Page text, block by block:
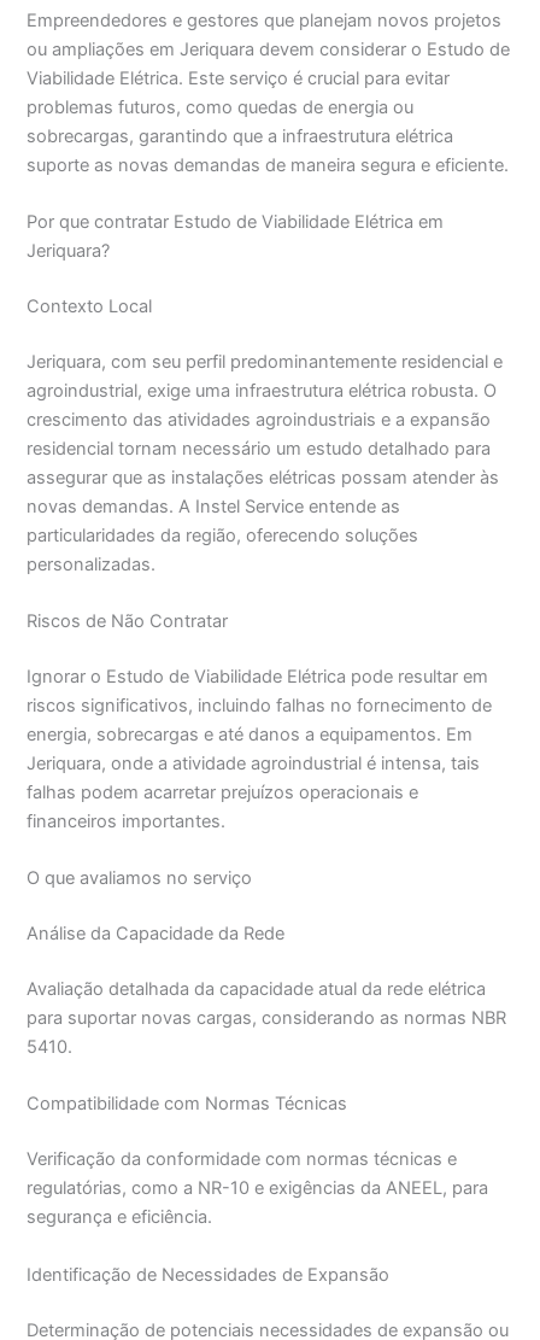
Empreendedores e gestores que planejam novos projetos
ou ampliações em Jeriquara devem considerar o Estudo de
Viabilidade Elétrica. Este serviço é crucial para evitar
problemas futuros, como quedas de energia ou
sobrecargas, garantindo que a infraestrutura elétrica
suporte as novas demandas de maneira segura e eficiente.
Por que contratar Estudo de Viabilidade Elétrica em
Jeriquara?
Contexto Local
Jeriquara, com seu perfil predominantemente residencial e
agroindustrial, exige uma infraestrutura elétrica robusta. O
crescimento das atividades agroindustriais e a expansão
residencial tornam necessário um estudo detalhado para
assegurar que as instalações elétricas possam atender às
novas demandas. A Instel Service entende as
particularidades da região, oferecendo soluções
personalizadas.
Riscos de Não Contratar
Ignorar o Estudo de Viabilidade Elétrica pode resultar em
riscos significativos, incluindo falhas no fornecimento de
energia, sobrecargas e até danos a equipamentos. Em
Jeriquara, onde a atividade agroindustrial é intensa, tais
falhas podem acarretar prejuízos operacionais e
financeiros importantes.
O que avaliamos no serviço
Análise da Capacidade da Rede
Avaliação detalhada da capacidade atual da rede elétrica
para suportar novas cargas, considerando as normas NBR
5410.
Compatibilidade com Normas Técnicas
Verificação da conformidade com normas técnicas e
regulatórias, como a NR-10 e exigências da ANEEL, para
segurança e eficiência.
Identificação de Necessidades de Expansão
Determinação de potenciais necessidades de expansão ou